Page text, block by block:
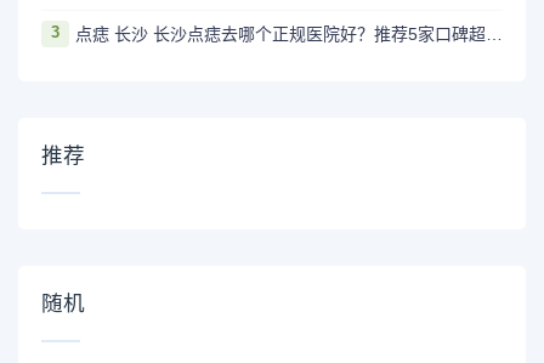
3 点痣 长沙 长沙点痣去哪个正规医院好？推荐5家口碑超棒且价格实惠的好医院
推荐
随机